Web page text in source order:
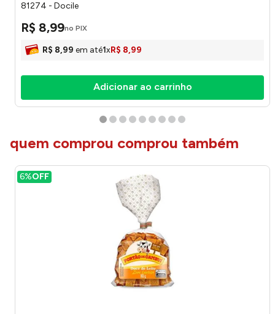
81274 - Docile
R$ 8,99no PIX
R$ 8,99 em até1xR$ 8,99
Adicionar ao carrinho
quem comprou comprou também
6%OFF